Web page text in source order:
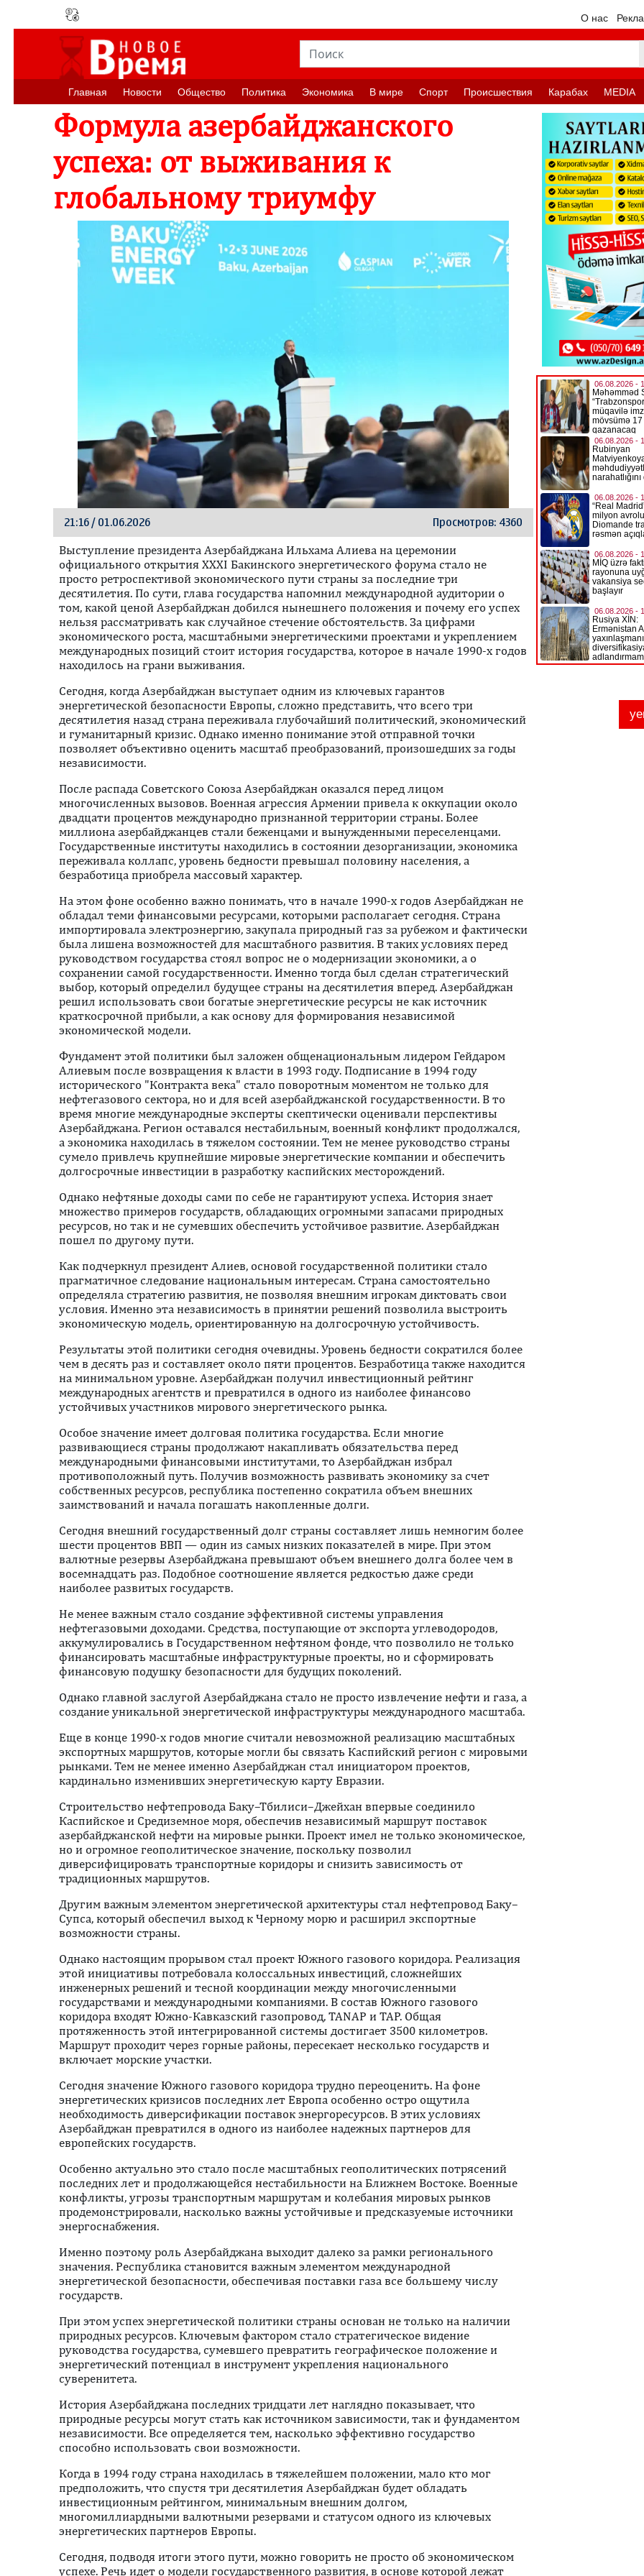
О нас
Главная Новости Oбщество Политика Экономика В мире Спорт Происшествия Карабах MEDIA
Формула азербайджанского
успеха: от выживания к
глобальному триумфу
21:16 / 01.06.2026 Просмотров: 4360
Выступление президента Азербайджана Ильхама Алиева на церемонии
официального открытия XXXI Бакинского энергетического форума стало не
просто ретроспективой экономического пути страны за последние три
десятилетия. По сути, глава государства напомнил международной аудитории о
том, какой ценой Азербайджан добился нынешнего положения и почему его успех
нельзя рассматривать как случайное стечение обстоятельств. За цифрами
экономического роста, масштабными энергетическими проектами и укреплением
международных позиций стоит история государства, которое в начале 1990-х годов
находилось на грани выживания.
Сегодня, когда Азербайджан выступает одним из ключевых гарантов
энергетической безопасности Европы, сложно представить, что всего три
десятилетия назад страна переживала глубочайший политический, экономический
и гуманитарный кризис. Однако именно понимание этой отправной точки
позволяет объективно оценить масштаб преобразований, произошедших за годы
независимости.
После распада Советского Союза Азербайджан оказался перед лицом
многочисленных вызовов. Военная агрессия Армении привела к оккупации около
двадцати процентов международно признанной территории страны. Более
миллиона азербайджанцев стали беженцами и вынужденными переселенцами.
Государственные институты находились в состоянии дезорганизации, экономика
переживала коллапс, уровень бедности превышал половину населения, а
безработица приобрела массовый характер.
На этом фоне особенно важно понимать, что в начале 1990-х годов Азербайджан не
обладал теми финансовыми ресурсами, которыми располагает сегодня. Страна
импортировала электроэнергию, закупала природный газ за рубежом и фактически
была лишена возможностей для масштабного развития. В таких условиях перед
руководством государства стоял вопрос не о модернизации экономики, а о
сохранении самой государственности. Именно тогда был сделан стратегический
выбор, который определил будущее страны на десятилетия вперед. Азербайджан
решил использовать свои богатые энергетические ресурсы не как источник
краткосрочной прибыли, а как основу для формирования независимой
экономической модели.
Фундамент этой политики был заложен общенациональным лидером Гейдаром
Алиевым после возвращения к власти в 1993 году. Подписание в 1994 году
исторического "Контракта века" стало поворотным моментом не только для
нефтегазового сектора, но и для всей азербайджанской государственности. В то
время многие международные эксперты скептически оценивали перспективы
Азербайджана. Регион оставался нестабильным, военный конфликт продолжался,
а экономика находилась в тяжелом состоянии. Тем не менее руководство страны
сумело привлечь крупнейшие мировые энергетические компании и обеспечить
долгосрочные инвестиции в разработку каспийских месторождений.
Однако нефтяные доходы сами по себе не гарантируют успеха. История знает
множество примеров государств, обладающих огромными запасами природных
ресурсов, но так и не сумевших обеспечить устойчивое развитие. Азербайджан
пошел по другому пути.
Как подчеркнул президент Алиев, основой государственной политики стало
прагматичное следование национальным интересам. Страна самостоятельно
определяла стратегию развития, не позволяя внешним игрокам диктовать свои
условия. Именно эта независимость в принятии решений позволила выстроить
экономическую модель, ориентированную на долгосрочную устойчивость.
Результаты этой политики сегодня очевидны. Уровень бедности сократился более
чем в десять раз и составляет около пяти процентов. Безработица также находится
на минимальном уровне. Азербайджан получил инвестиционный рейтинг
международных агентств и превратился в одного из наиболее финансово
устойчивых участников мирового энергетического рынка.
Особое значение имеет долговая политика государства. Если многие
развивающиеся страны продолжают накапливать обязательства перед
международными финансовыми институтами, то Азербайджан избрал
противоположный путь. Получив возможность развивать экономику за счет
собственных ресурсов, республика постепенно сократила объем внешних
заимствований и начала погашать накопленные долги.
Сегодня внешний государственный долг страны составляет лишь немногим более
шести процентов ВВП — один из самых низких показателей в мире. При этом
валютные резервы Азербайджана превышают объем внешнего долга более чем в
восемнадцать раз. Подобное соотношение является редкостью даже среди
наиболее развитых государств.
Не менее важным стало создание эффективной системы управления
нефтегазовыми доходами. Средства, поступающие от экспорта углеводородов,
аккумулировались в Государственном нефтяном фонде, что позволило не только
финансировать масштабные инфраструктурные проекты, но и сформировать
финансовую подушку безопасности для будущих поколений.
Однако главной заслугой Азербайджана стало не просто извлечение нефти и газа, а
создание уникальной энергетической инфраструктуры международного масштаба.
Еще в конце 1990-х годов многие считали невозможной реализацию масштабных
экспортных маршрутов, которые могли бы связать Каспийский регион с мировыми
рынками. Тем не менее именно Азербайджан стал инициатором проектов,
кардинально изменивших энергетическую карту Евразии.
Строительство нефтепровода Баку–Тбилиси–Джейхан впервые соединило
Каспийское и Средиземное моря, обеспечив независимый маршрут поставок
азербайджанской нефти на мировые рынки. Проект имел не только экономическое,
но и огромное геополитическое значение, поскольку позволил
диверсифицировать транспортные коридоры и снизить зависимость от
традиционных маршрутов.
Другим важным элементом энергетической архитектуры стал нефтепровод Баку–
Супса, который обеспечил выход к Черному морю и расширил экспортные
возможности страны.
Однако настоящим прорывом стал проект Южного газового коридора. Реализация
этой инициативы потребовала колоссальных инвестиций, сложнейших
инженерных решений и тесной координации между многочисленными
государствами и международными компаниями. В состав Южного газового
коридора входят Южно-Кавказский газопровод, TANAP и TAP. Общая
протяженность этой интегрированной системы достигает 3500 километров.
Маршрут проходит через горные районы, пересекает несколько государств и
включает морские участки.
Сегодня значение Южного газового коридора трудно переоценить. На фоне
энергетических кризисов последних лет Европа особенно остро ощутила
необходимость диверсификации поставок энергоресурсов. В этих условиях
Азербайджан превратился в одного из наиболее надежных партнеров для
европейских государств.
Особенно актуально это стало после масштабных геополитических потрясений
последних лет и продолжающейся нестабильности на Ближнем Востоке. Военные
конфликты, угрозы транспортным маршрутам и колебания мировых рынков
продемонстрировали, насколько важны устойчивые и предсказуемые источники
энергоснабжения.
Именно поэтому роль Азербайджана выходит далеко за рамки регионального
значения. Республика становится важным элементом международной
энергетической безопасности, обеспечивая поставки газа все большему числу
государств.
При этом успех энергетической политики страны основан не только на наличии
природных ресурсов. Ключевым фактором стало стратегическое видение
руководства государства, сумевшего превратить географическое положение и
энергетический потенциал в инструмент укрепления национального
суверенитета.
История Азербайджана последних тридцати лет наглядно показывает, что
природные ресурсы могут стать как источником зависимости, так и фундаментом
независимости. Все определяется тем, насколько эффективно государство
способно использовать свои возможности.
Когда в 1994 году страна находилась в тяжелейшем положении, мало кто мог
предположить, что спустя три десятилетия Азербайджан будет обладать
инвестиционным рейтингом, минимальным внешним долгом,
многомиллиардными валютными резервами и статусом одного из ключевых
энергетических партнеров Европы.
Сегодня, подводя итоги этого пути, можно говорить не просто об экономическом
успехе. Речь идет о модели государственного развития, в основе которой лежат